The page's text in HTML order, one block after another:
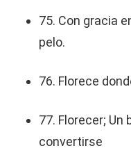
75. Con gracia
pelo.
76. Florece
77. Florecer; Un
convertirse